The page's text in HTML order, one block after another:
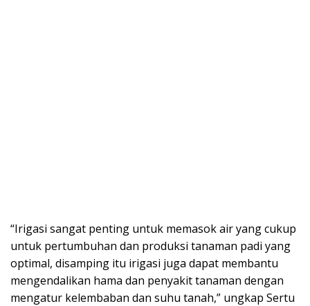
“Irigasi sangat penting untuk memasok air yang cukup
untuk pertumbuhan dan produksi tanaman padi yang
optimal, disamping itu irigasi juga dapat membantu
mengendalikan hama dan penyakit tanaman dengan
mengatur kelembaban dan suhu tanah,” ungkap Sertu